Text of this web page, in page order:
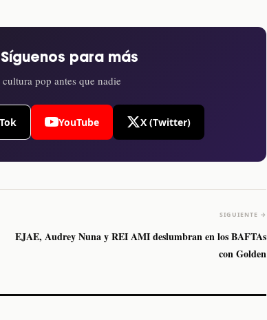
para más
pop antes que nadie
YouTube X (Twitter)
SIGUIENTE →
EJAE, Audrey Nuna y REI AMI deslumbran en los BAFTAs
con Golden